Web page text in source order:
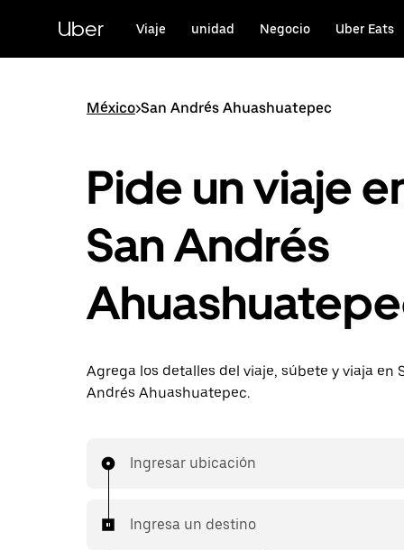
contenido
principal
Uber Viaje unidad Negocio Uber Eats
México>San Andrés Ahuashuatepec
Pide un viaje
San Andrés
Agrega los detalles del viaje, súbete y viaja en
Andrés Ahuashuatepec.
Ingresar ubicación
Ingresa un destino